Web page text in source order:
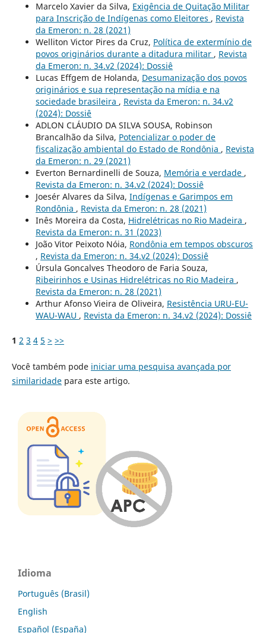
Marcelo Xavier da Silva, Exigência de Quitação Militar
para Inscrição de Indígenas como Eleitores , Revista
da Emeron: n. 28 (2021)
Welliton Victor Pires da Cruz, Política de extermínio de
povos originários durante a ditadura militar , Revista
da Emeron: n. 34.v2 (2024): Dossiê
Lucas Effgem de Holanda, Desumanização dos povos
originários e sua representação na mídia e na
sociedade brasileira , Revista da Emeron: n. 34.v2
(2024): Dossiê
ADLON CLÁUDIO DA SILVA SOUSA, Robinson
Brancalhão da Silva, Potencializar o poder de
fiscalização ambiental do Estado de Rondônia , Revista
da Emeron: n. 29 (2021)
Everton Bernardinelli de Souza, Memória e verdade ,
Revista da Emeron: n. 34.v2 (2024): Dossiê
Joesér Alvares da Silva, Indígenas e Garimpos em
Rondônia , Revista da Emeron: n. 28 (2021)
Inês Moreira da Costa, Hidrelétricas no Rio Madeira ,
Revista da Emeron: n. 31 (2023)
João Vitor Peixoto Nóia, Rondônia em tempos obscuros
, Revista da Emeron: n. 34.v2 (2024): Dossiê
Úrsula Goncalves Theodoro de Faria Souza,
Ribeirinhos e Usinas Hidrelétricas no Rio Madeira ,
Revista da Emeron: n. 28 (2021)
Arthur Afonso Vieira de Oliveira, Resistência URU-EU-
WAU-WAU , Revista da Emeron: n. 34.v2 (2024): Dossiê
1 2 3 4 5 > >>
Você também pode iniciar uma pesquisa avançada por
similaridadepara este artigo.
Idioma
Português (Brasil)
English
Español (España)